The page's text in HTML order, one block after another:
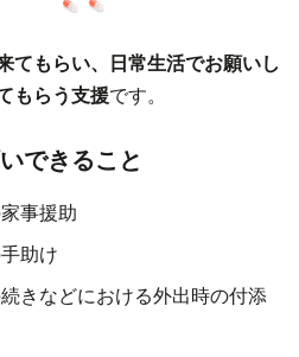
てもらい、日常生活でお願いし
もらう支援です。
できること
事援助
助け
きなどにおける外出時の付添